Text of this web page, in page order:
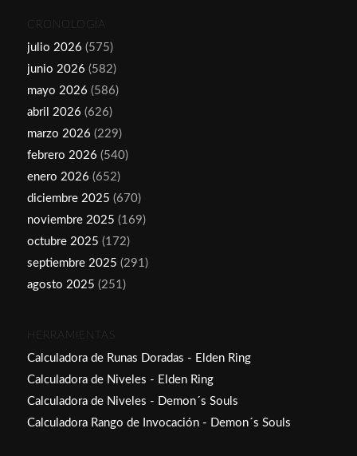
CRONOLOGÍA
julio 2026 (575)
junio 2026 (582)
mayo 2026 (586)
abril 2026 (626)
marzo 2026 (229)
febrero 2026 (540)
enero 2026 (652)
diciembre 2025 (670)
noviembre 2025 (169)
octubre 2025 (172)
septiembre 2025 (291)
agosto 2025 (251)
HERRAMIENTAS
Calculadora de Runas Doradas - Elden Ring
Calculadora de Niveles - Elden Ring
Calculadora de Niveles - Demon´s Souls
Calculadora Rango de Invocación - Demon´s Souls